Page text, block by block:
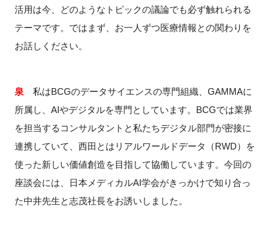
活用は今、どのようなトピックの議論でも必ず触れられる
テーマです。ではまず、お一人ずつ医療情報との関わりを
お話しください。
泉私はBCGのデータサイエンスの専門組織、 GAMMAに
所属し、 AI やデジタルを専門としています。 BCGでは業界
を担当するコンサルタントと私たちデジタル部門が密接に
連携していて、西田とはリアルワールドデータ（ RWD）を
使った新しい価値創造を目指して協働しています。今回の
座談会には、日本メディカルAI 学会がきっかけで知り合っ
た中井先生と志茂社長をお誘いしました。